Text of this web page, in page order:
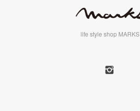
life style shop MARKS